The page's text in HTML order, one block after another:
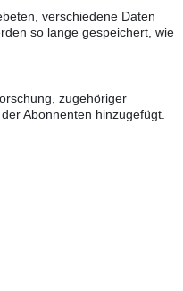
verschiedene Daten
so lange gespeichert, wie
zugehöriger
Abonnenten hinzugefügt.